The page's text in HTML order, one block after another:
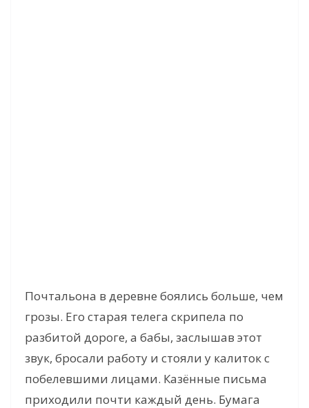
Почтальона в деревне боялись больше, чем
грозы. Его старая телега скрипела по
разбитой дороге, а бабы, заслышав этот
звук, бросали работу и стояли у калиток с
побелевшими лицами. Казённые письма
приходили почти каждый день. Бумага